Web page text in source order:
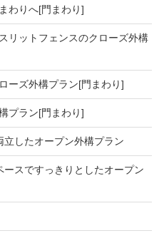
わりへ[門まわり]
リットフェンスのクローズ外構
ーズ外構プラン[門まわり]
プラン[門まわり]
したオープン外構プラン
スですっきりとしたオープン